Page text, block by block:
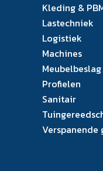
Kleding &
Lastechniek
Logistiek
Machines
Meubelbeslag
Profielen
Sanitair
Verspanende